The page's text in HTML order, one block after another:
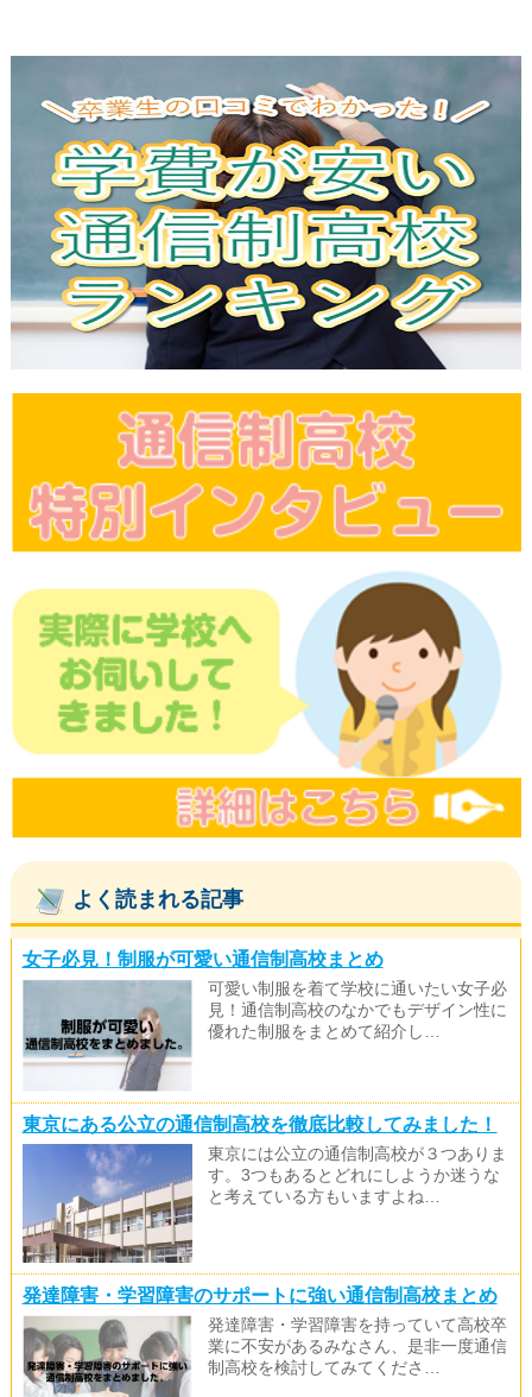
よく読まれる記事
女子必見！制服が可愛い通信制高校まとめ
可愛い制服を着て学校に通いたい女子必
見！通信制高校のなかでもデザイン性に
優れた制服をまとめて紹介し…
東京にある公立の通信制高校を徹底比較してみました！
東京には公立の通信制高校が３つありま
す。3つもあるとどれにしようか迷うな
と考えている方もいますよね…
発達障害・学習障害のサポートに強い通信制高校まとめ
発達障害・学習障害を持っていて高校卒
業に不安があるみなさん、是非一度通信
制高校を検討してみてくださ…